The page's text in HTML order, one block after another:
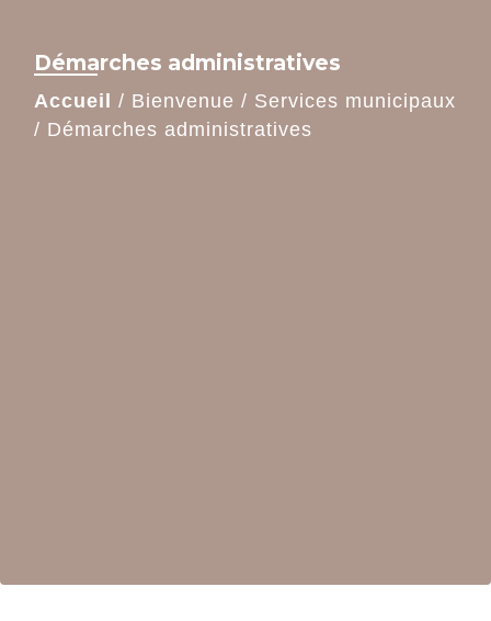
Démarches administratives
Accueil / Bienvenue / Services municipaux
/ Démarches administratives